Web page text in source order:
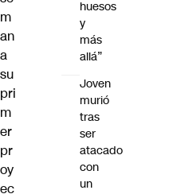
m
an
a
su
pri
m
er
pr
oy
ec
huesos
y
más
allá”
Joven
murió
tras
ser
atacado
con
un